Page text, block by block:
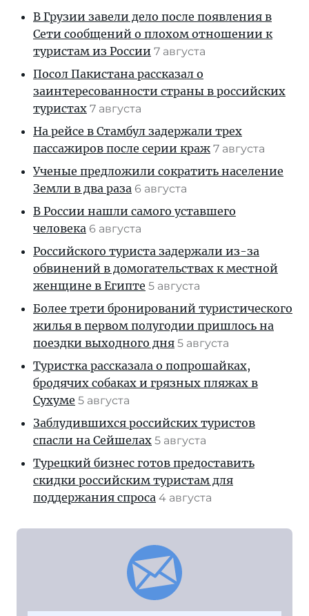
В Грузии завели дело после появления в
Сети сообщений о плохом отношении к
туристам из России 7 августа
Посол Пакистана рассказал о
заинтересованности страны в российских
туристах 7 августа
На рейсе в Стамбул задержали трех
пассажиров после серии краж 7 августа
Ученые предложили сократить население
Земли в два раза 6 августа
В России нашли самого уставшего
человека 6 августа
Российского туриста задержали из-за
обвинений в домогательствах к местной
женщине в Египте 5 августа
Более трети бронирований туристического
жилья в первом полугодии пришлось на
поездки выходного дня 5 августа
Туристка рассказала о попрошайках,
бродячих собаках и грязных пляжах в
Сухуме 5 августа
Заблудившихся российских туристов
спасли на Сейшелах 5 августа
Турецкий бизнес готов предоставить
скидки российским туристам для
поддержания спроса 4 августа